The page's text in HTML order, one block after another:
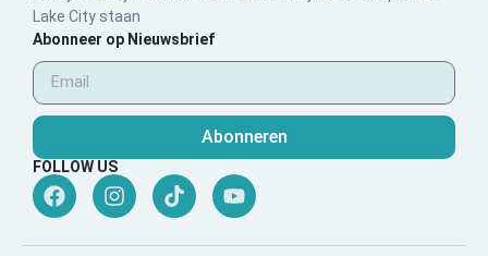
Lake City staan
Abonneer op Nieuwsbrief
Abonneren
FOLLOW US